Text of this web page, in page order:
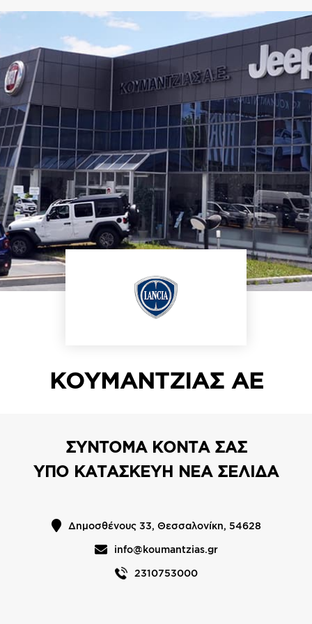
ΚΟΥΜΑΝΤΖΙΑΣ ΑΕ
ΣΥΝΤΟΜΑ ΚΟΝΤΑ ΣΑΣ
ΥΠΟ ΚΑΤΑΣΚΕΥΗ ΝΕΑ ΣΕΛΙΔΑ
Δημοσθένους 33, Θεσσαλονίκη, 54628
info@koumantzias.gr
2310753000